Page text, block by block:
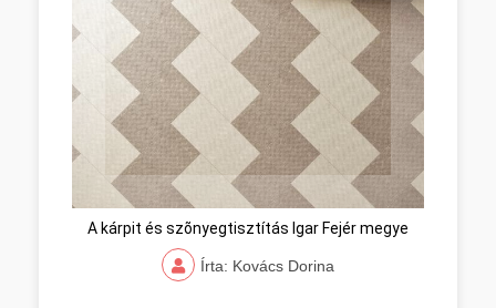
A kárpit és szõnyegtisztítás Igar Fejér megye
Írta: Kovács Dorina